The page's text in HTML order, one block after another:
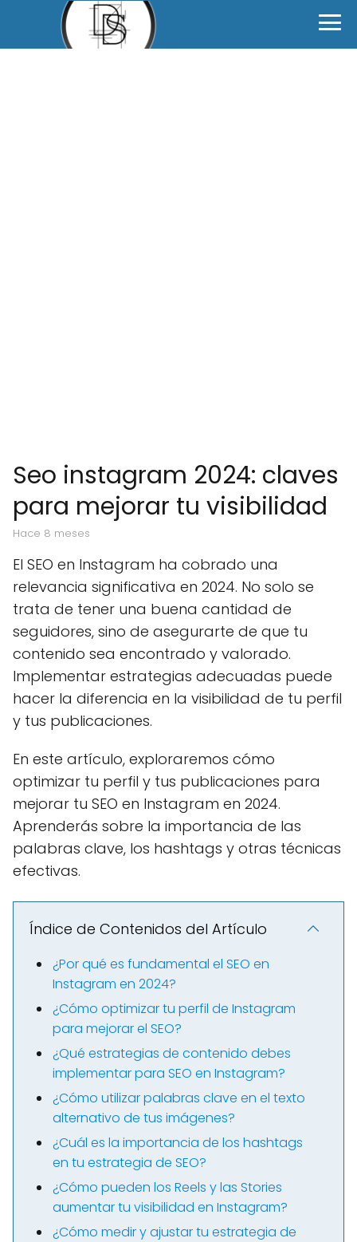
Seo instagram 2024: claves
para mejorar tu visibilidad
hace 8 meses
El SEO en Instagram ha cobrado una
relevancia significativa en 2024. No solo se
trata de tener una buena cantidad de
seguidores, sino de asegurarte de que tu
contenido sea encontrado y valorado.
Implementar estrategias adecuadas puede
hacer la diferencia en la visibilidad de tu perfil
y tus publicaciones.
En este artículo, exploraremos cómo
optimizar tu perfil y tus publicaciones para
mejorar tu SEO en Instagram en 2024.
Aprenderás sobre la importancia de las
palabras clave, los hashtags y otras técnicas
efectivas.
Índice de Contenidos del Artículo
¿Por qué es fundamental el SEO en
Instagram en 2024?
¿Cómo optimizar tu perfil de Instagram
para mejorar el SEO?
¿Qué estrategias de contenido debes
implementar para SEO en Instagram?
¿Cómo utilizar palabras clave en el texto
alternativo de tus imágenes?
¿Cuál es la importancia de los hashtags
en tu estrategia de SEO?
¿Cómo pueden los Reels y las Stories
aumentar tu visibilidad en Instagram?
¿Cómo medir y ajustar tu estrategia de